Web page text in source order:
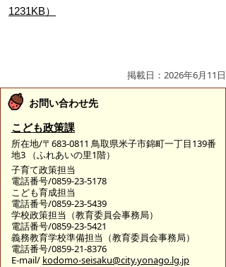
1231KB）
掲載日：2026年6月11日
お問い合わせ先
こども政策課
所在地/〒683-0811 鳥取県米子市錦町一丁目139番
地3 （ふれあいの里1階）
子育て政策担当
電話番号/0859-23-5178
こども育成担当
電話番号/0859-23-5439
学校政策担当（教育委員会事務局）
電話番号/0859-23-5421
義務教育学校準備担当（教育委員会事務局）
電話番号/0859-21-8376
E-mail/ kodomo-seisaku@city.yonago.lg.jp